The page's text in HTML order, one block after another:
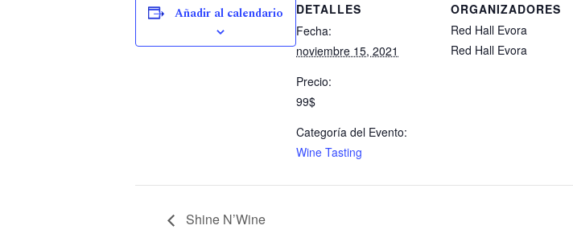
Añadir al calendario
DETALLES
Fecha:
noviembre 15, 2021
Precio:
99$
Categoría del Evento:
Wine Tasting
ORGANIZADORES
Red Hall Evora
Red Hall Evora
Shine N’Wine